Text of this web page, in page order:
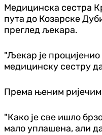
Медицинска сестра
пута до Козарске
преглед љекара.
"Љекар је
медицинску сестру
Према њеним
"Како је све ишло
мало уплашена, али